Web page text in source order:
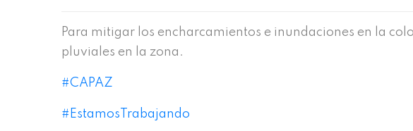
Para mitigar los encharcamientos e inundaciones en la
pluviales en la zona.
#CAPAZ
#EstamosTrabajando